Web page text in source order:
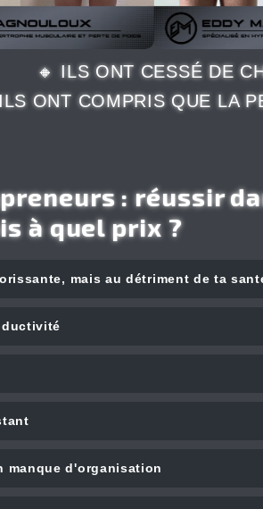
🔸 ILS ONT CESSÉ DE
ONT COMPRIS QUE LA
: réussir
à quel prix ?
mais au détriment de ta
manque d'organisation